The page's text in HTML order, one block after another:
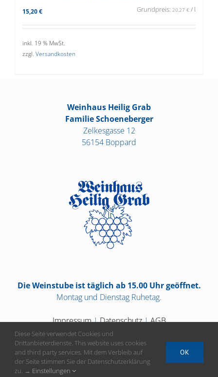
15,20 € Grundpreis: 20,27 € / l
inkl. 19 % MwSt.
zzgl. Versandkosten
Weinhaus Heilig Grab
Familie Schoeneberger
Zelkesgasse 12
56154 Boppard
Die Weinstube ist täglich ab 15.00 Uhr geöffnet.
Montag und Dienstag Ruhetag.
Impressum|Datenschutz|AGB
Diese Seite verwendet Cookies und
Drittanbieterdienste. This website uses cookies
and third party services. Mit dem Verbleib auf
der Seite stimmen Sie der Datenschutzerklärung
zu. → Einstellungen
OK